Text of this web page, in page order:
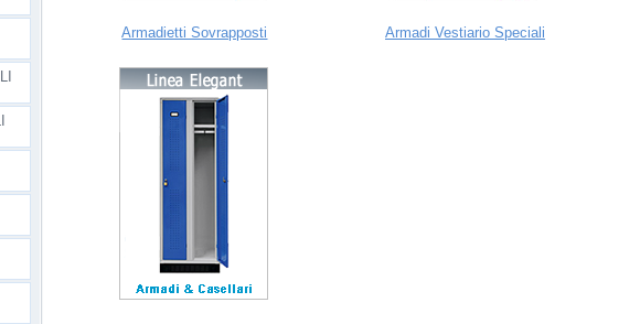
Armadietti Sovrapposti Armadi Vestiario Speciali